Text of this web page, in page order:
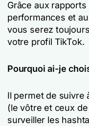
Grâce aux
performances et
vous serez
votre profil TikTok.
Pourquoi ai-je
Il permet de suivre
(le vôtre et ceux
surveiller les